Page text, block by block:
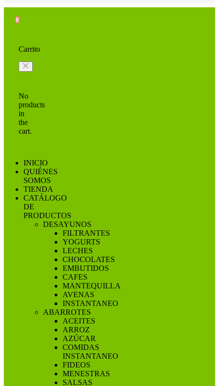
0
Carrito
No
products
in
the
cart.
INICIO
QUIÉNES
SOMOS
TIENDA
CATÁLOGO
DE
PRODUCTOS
DESAYUNOS
FILTRANTES
YOGURTS
LECHES
CHOCOLATES
EMBUTIDOS
CAFES
MANTEQUILLA
AVENAS
INSTANTANEO
ABARROTES
ACEITES
ARROZ
AZÚCAR
COMIDAS
INSTANTANEO
FIDEOS
MENESTRAS
SALSAS